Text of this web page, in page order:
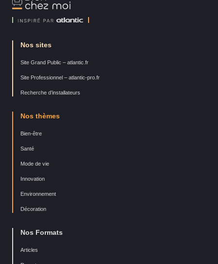
Chez
Nos sites
Site Grand Public – atlantic.fr
Site Professionnel – atlantic-pro.fr
Recherche d’installateurs
Nos thèmes
Bien-être
Santé
Mode de vie
Innovation
Environnement
Décoration
Nos Formats
Articles